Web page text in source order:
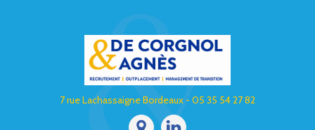
7 rue Lachassaigne Bordeaux - 05 35 54 27 82